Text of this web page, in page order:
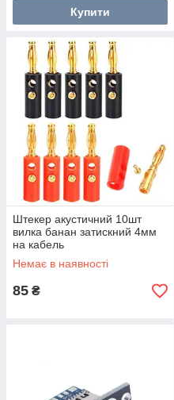
Купити
Штекер акустичний 10шт
вилка банан затискний 4мм
на кабель
Немає в наявності
85 ₴